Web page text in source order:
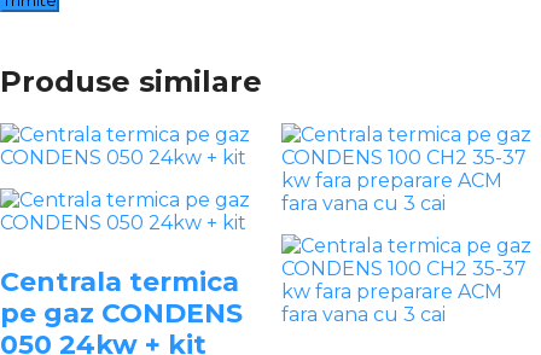
Produse similare
Centrala termica
pe gaz CONDENS
050 24kw + kit